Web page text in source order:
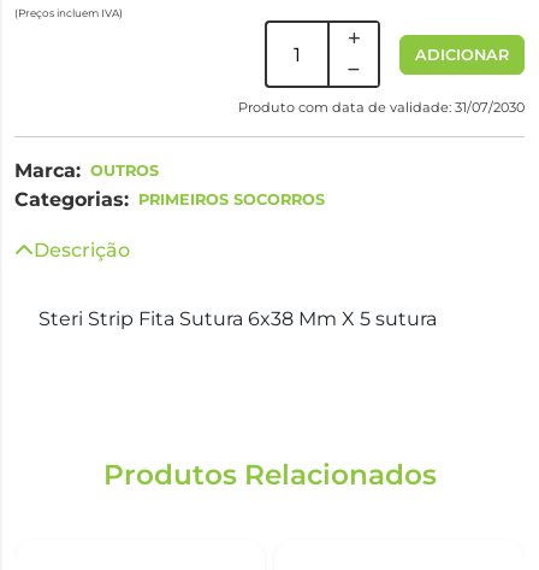
(Preços incluem IVA)
ADICIONAR
Produto com data de validade: 31/07/2030
Marca: OUTROS
Categorias: PRIMEIROS SOCORROS
Descrição
Steri Strip Fita Sutura 6x38 Mm X 5 sutura
Produtos Relacionados